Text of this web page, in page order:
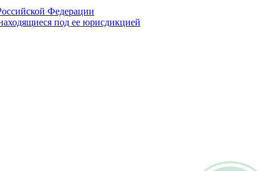
Федерации
под ее юрисдикцией